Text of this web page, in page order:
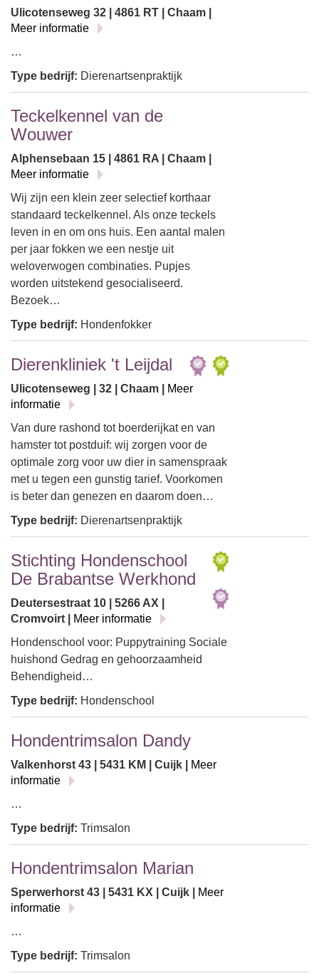
Ulicotenseweg 32 | 4861 RT | Chaam |
Meer informatie
…
Type bedrijf: Dierenartsenpraktijk
Teckelkennel van de
Wouwer
Alphensebaan 15 | 4861 RA | Chaam |
Meer informatie
Wij zijn een klein zeer selectief korthaar
standaard teckelkennel. Als onze teckels
leven in en om ons huis. Een aantal malen
per jaar fokken we een nestje uit
weloverwogen combinaties. Pupjes
worden uitstekend gesocialiseerd.
Bezoek…
Type bedrijf: Hondenfokker
Dierenkliniek 't Leijdal
Ulicotenseweg | 32 | Chaam |
Meer
informatie
Van dure rashond tot boerderijkat en van
hamster tot postduif: wij zorgen voor de
optimale zorg voor uw dier in samenspraak
met u tegen een gunstig tarief. Voorkomen
is beter dan genezen en daarom doen…
Type bedrijf: Dierenartsenpraktijk
Stichting Hondenschool
De Brabantse Werkhond
Deutersestraat 10 | 5266 AX |
Cromvoirt |
Meer informatie
Hondenschool voor: Puppytraining Sociale
huishond Gedrag en gehoorzaamheid
Behendigheid…
Type bedrijf: Hondenschool
Hondentrimsalon Dandy
Valkenhorst 43 | 5431 KM | Cuijk |
Meer
informatie
…
Type bedrijf: Trimsalon
Hondentrimsalon Marian
Sperwerhorst 43 | 5431 KX | Cuijk |
Meer
informatie
…
Type bedrijf: Trimsalon